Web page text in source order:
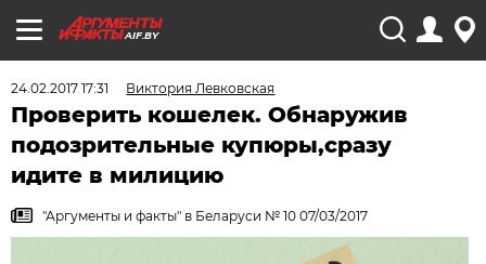
AIF.BY
24.02.2017 17:31 Виктория Левковская
Проверить кошелек. Обнаружив
подозрительные купюры,сразу
идите в милицию
"Аргументы и факты" в Беларуси № 10 07/03/2017